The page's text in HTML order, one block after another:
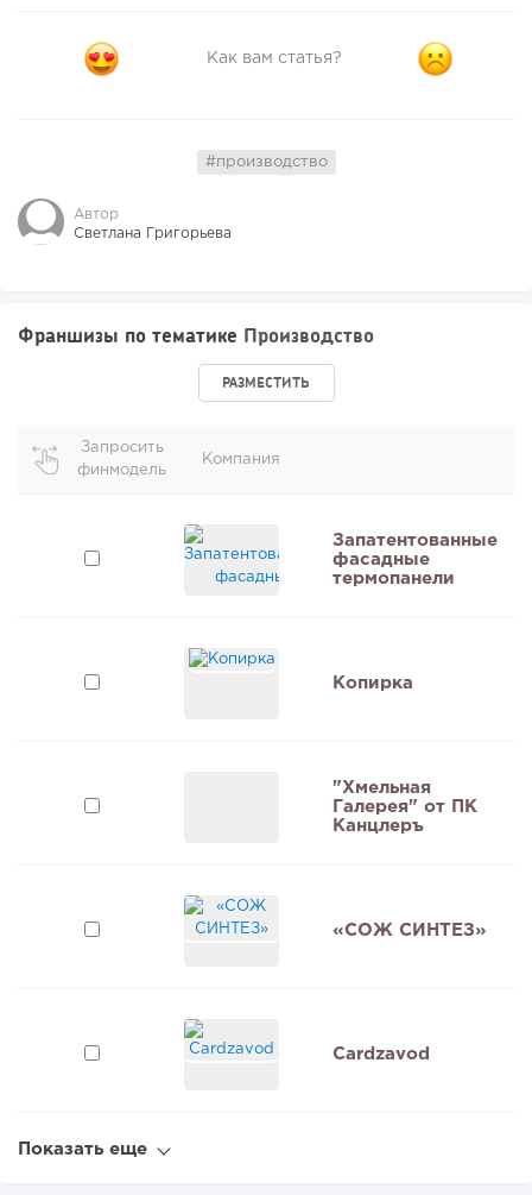
Как вам статья?
#производство
Автор
Светлана Григорьева
Франшизы по тематике Производство
РАЗМЕСТИТЬ
Запросить
финмодель
Компания
Запатентованные
фасадные
термопанели
Копирка
"Хмельная
Галерея" от ПК
Канцлеръ
«СОЖ СИНТЕЗ»
Cardzavod
Показать еще